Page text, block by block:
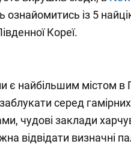
із 5
Кореї.
є найбільшим містом в
серед гамірних
чудові заклади
відвідати визначні